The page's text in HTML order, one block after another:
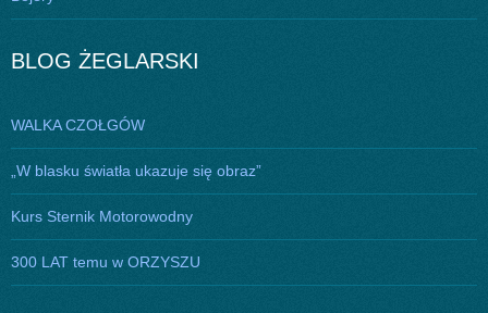
BLOG ŻEGLARSKI
WALKA CZOŁGÓW
„W blasku światła ukazuje się obraz”
Kurs Sternik Motorowodny
300 LAT temu w ORZYSZU